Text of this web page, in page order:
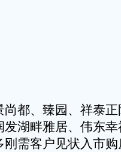
尚都、臻园、祥泰
发湖畔雅居、伟东
需客户见状入市购